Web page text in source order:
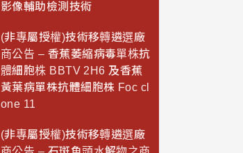
影像輔助檢測技術
(非專屬授權)技術移轉遴選廠
商公告 – 香蕉萎縮病毒單株抗
體細胞株 BBTV 2H6 及香蕉
黃葉病單株抗體細胞株 Foc cl
one 11
(非專屬授權)技術移轉遴選廠